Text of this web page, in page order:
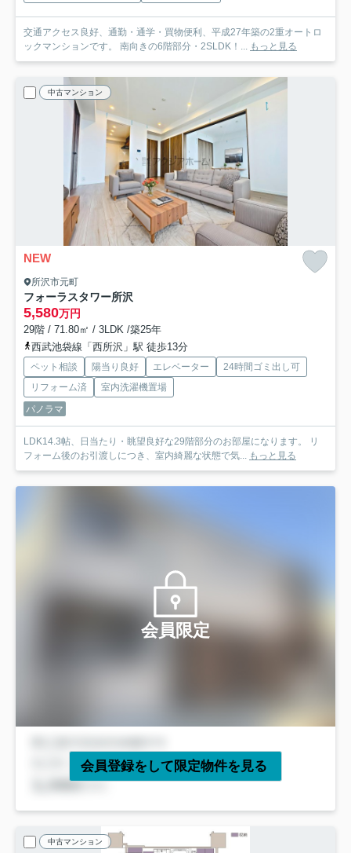
交通アクセス良好、通勤・通学・買物便利、平成27年築の2重オートロ
ックマンションです。 南向きの6階部分・2SLDK！... もっと見る
中古マンション
NEW
所沢市元町
フォーラスタワー所沢
5,580万円
29階 / 71.80㎡ / 3LDK /築25年
西武池袋線「西所沢」駅 徒歩13分
ペット相談 陽当り良好 エレベーター
24時間ゴミ出し可
リフォーム済
室内洗濯機置場
パノラマ
LDK14.3帖、日当たり・眺望良好な29階部分のお部屋になります。 リ
フォーム後のお引渡しにつき、室内綺麗な状態で気... もっと見る
会員限定
会員登録をして限定物件を見る
中古マンション